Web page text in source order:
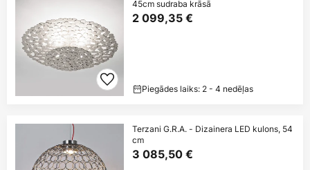
45cm sudraba krāsā
2 099,35 €
Piegādes laiks: 2 - 4 nedēļas
Terzani G.R.A. - Dizainera LED kulons, 54
cm
3 085,50 €